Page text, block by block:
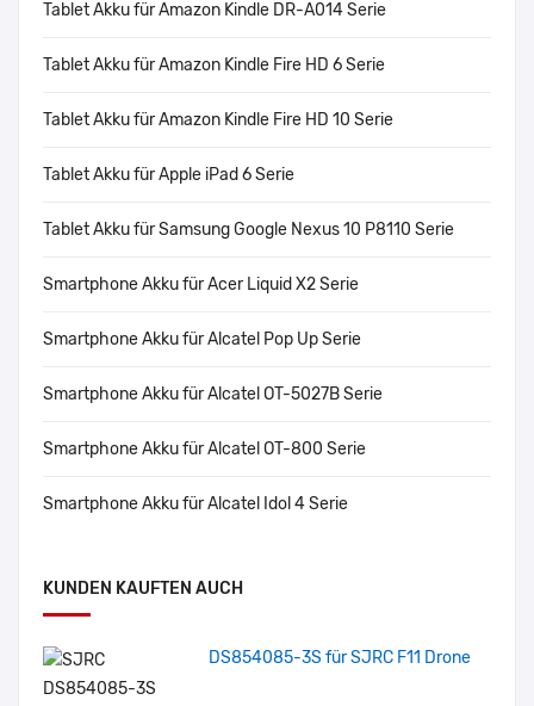
Tablet Akku für Amazon Kindle DR-A014 Serie
Tablet Akku für Amazon Kindle Fire HD 6 Serie
Tablet Akku für Amazon Kindle Fire HD 10 Serie
Tablet Akku für Apple iPad 6 Serie
Tablet Akku für Samsung Google Nexus 10 P8110 Serie
Smartphone Akku für Acer Liquid X2 Serie
Smartphone Akku für Alcatel Pop Up Serie
Smartphone Akku für Alcatel OT-5027B Serie
Smartphone Akku für Alcatel OT-800 Serie
Smartphone Akku für Alcatel Idol 4 Serie
KUNDEN KAUFTEN AUCH
DS854085-3S für SJRC F11 Drone